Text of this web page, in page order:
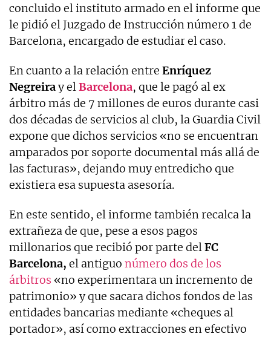
concluido el instituto armado en el informe que
le pidió el Juzgado de Instrucción número 1 de
Barcelona, encargado de estudiar el caso.
En cuanto a la relación entre Enríquez
Negreiray elBarcelona, que le pagó al ex
árbitro más de 7 millones de euros durante casi
dos décadas de servicios al club, la Guardia Civil
expone que dichos servicios «no se encuentran
amparados por soporte documental más allá de
las facturas», dejando muy entredicho que
existiera esa supuesta asesoría.
En este sentido, el informe también recalca la
extrañeza de que, pese a esos pagos
millonarios que recibió por parte delFC
Barcelona, el antiguo número dos de los
árbitros «no experimentara un incremento de
patrimonio» y que sacara dichos fondos de las
entidades bancarias mediante «cheques al
portador», así como extracciones en efectivo